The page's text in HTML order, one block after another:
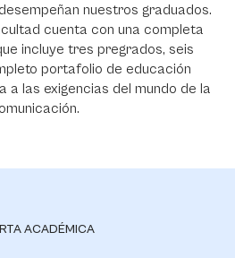
nuestros graduados.
cuenta con una completa
incluye tres pregrados, seis
portafolio de educación
a las exigencias del mundo de la
ACADÉMICA